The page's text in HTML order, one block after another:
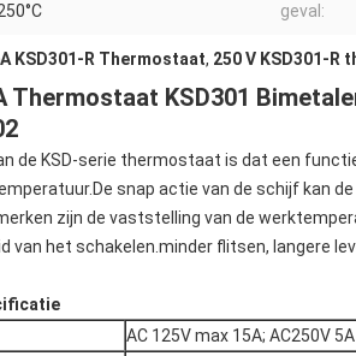
geval:
KSD301-R Thermostaat, 250 V KSD301-R
Thermostaat KSD301
de KSD-serie thermostaat is dat een
snap actie van de schijf kan
zijn de vaststelling van de
van het schakelen.minder flitsen, langere
AC 125V max 15A; AC250V